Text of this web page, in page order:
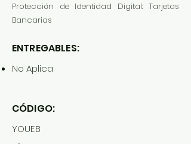
Protección de Identidad Digital: Tarjetas
Bancarias
ENTREGABLES:
No Aplica
CÓDIGO:
YOUEB